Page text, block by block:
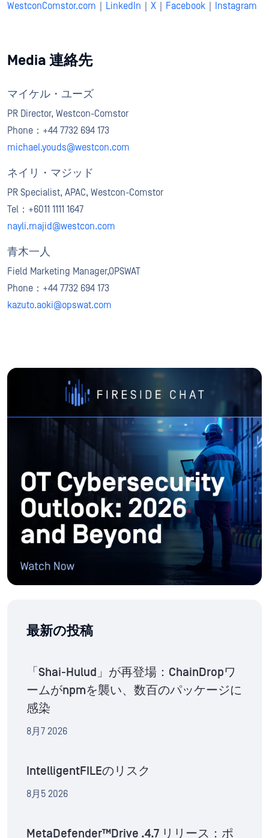
WestconComstor.com LinkedIn X Facebook Instagram
Media 連絡先
マイケル・ユーズ
PR Director, Westcon-Comstor
Phone：+44 7732 694 173
michael.youds@westcon.com
ネイリ・マジッド
PR Specialist, APAC, Westcon-Comstor
Tel：+6011 1111 1647
nayli.majid@westcon.com
青木一人
Field Marketing Manager,OPSWAT
Phone：+44 7732 694 173
kazuto.aoki@opswat.com
最新の投稿
「Shai-Hulud」が再登場：ChainDropワ
ームがnpmを襲い、数百のパッケージに
感染
8月7 2026
IntelligentFILEのリスク
8月5 2026
MetaDefender™Drive .4.7 リリース：ポ